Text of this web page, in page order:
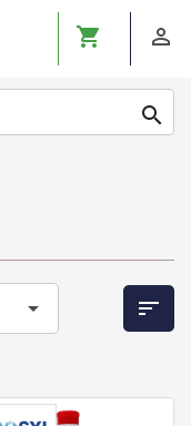
shopping_cart 

 